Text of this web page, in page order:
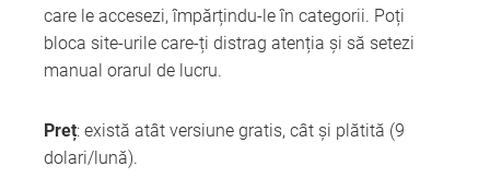
care le accesezi, împărțindu-le în categorii. Poți
bloca site-urile care-ți distrag atenția și să setezi
manual orarul de lucru.
Preț: există atât versiune gratis, cât și plătită (9
dolari/lună).